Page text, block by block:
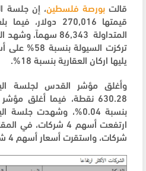
قالت بورصة فلسطين، إن جلسة
قيمتها 270,016
تركزت
يليها اركان العقارية بنسبة 18%.
وأغلق مؤشر القدس لجلسة
630.28 نقطة، فيما أغلق
شركات، واستقرت أسعار أسهم 4 شركات أيضاً.